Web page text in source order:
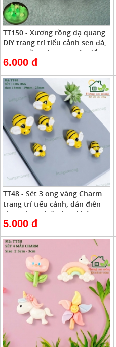
TT150 - Xương rồng dạ quang
DIY trang trí tiểu cảnh sen đá,
xương rồng, bonsai, cây để
bàn - nhớ xem phần mô tả
6.000 đ
TT48 - Sét 3 ong vàng Charm
trang trí tiểu cảnh, dán điện
thoại, kẹp nhiều loại khác -
nhớ xem phần mô tả
5.000 đ